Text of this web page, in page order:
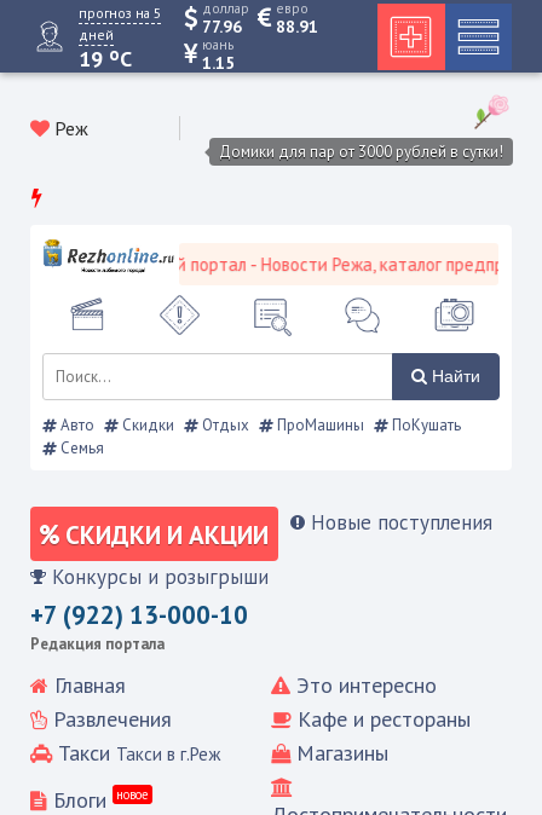
прогноз на 5
дней
19 oC
доллар
77.96
евро
88.91
юань
1.15
Реж
Домики для пар от 3000 рублей в сутки!
Режевской городской портал - Новости Режа, каталог
Найти
Авто Скидки Отдых ПроМашины
ПоКушать
Семья
СКИДКИ И АКЦИИ Новые поступления
Конкурсы и розыгрыши
+7 (922) 13-000-10
Редакция портала
Главная
Это интересно
Развлечения
Кафе и рестораны
Такси Такси в г.Реж
Магазины
Блоги
новое